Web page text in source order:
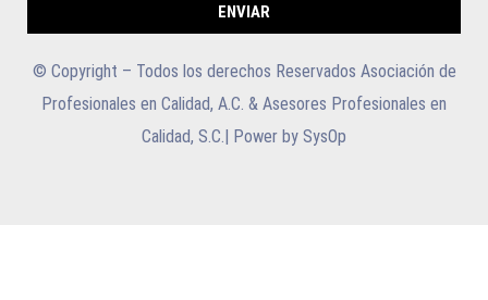
ENVIAR
© Copyright – Todos los derechos Reservados Asociación de
Profesionales en Calidad, A.C. & Asesores Profesionales en
Calidad, S.C.| Power by SysOp